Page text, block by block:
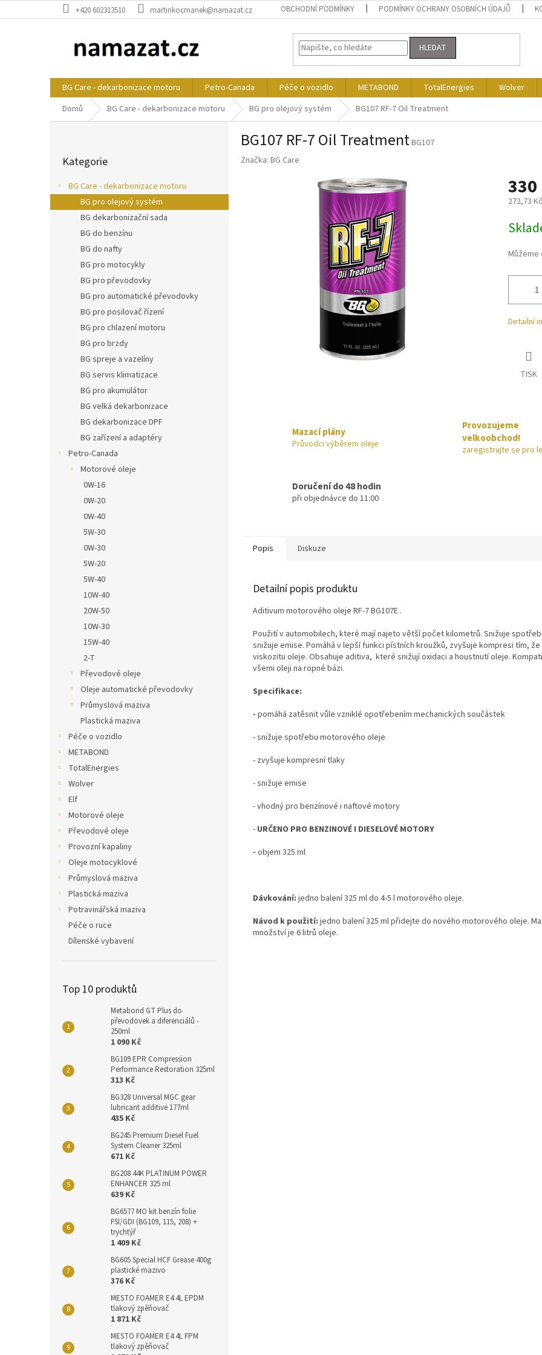
na
+420 602313510 martinkocmanek@namazat.cz OBCHODNÍ PODMÍNKY PODMÍNKY OCHRANY OSOBNÍCH ÚDAJŮ
HLEDAT
BG Care - dekarbonizace motoru Petro-Canada Péče o vozidlo METABOND TotalEnergies Wolver
Domů
BG Care - dekarbonizace motoru BG pro olejový systém BG107 RF-7 Oil Treatment
a
n
kategorie
Kategorie
BG Care - dekarbonizace motoru
BG pro olejový systém
BG dekarbonizační sada
BG do benzínu
BG do nafty
BG pro motocykly
BG pro převodovky
BG pro automatické převodovky
BG pro posilovač řízení
BG pro chlazení motoru
BG pro brzdy
BG spreje a vazelíny
BG servis klimatizace
BG pro akumulátor
BG velká dekarbonizace
BG dekarbonizace DPF
BG zařízení a adaptéry
Petro-Canada
Motorové oleje
0W-16
0W-20
0W-40
5W-30
0W-30
5W-20
5W-40
10W-40
20W-50
10W-30
15W-40
2-T
Převodové oleje
Oleje automatické převodovky
Průmyslová maziva
Plastická maziva
Péče o vozidlo
METABOND
TotalEnergies
Wolver
Elf
Motorové oleje
Převodové oleje
Provozní kapaliny
Oleje motocyklové
Průmyslová maziva
Plastická maziva
Potravinářská maziva
Péče o ruce
Dílenské vybavení
Top 10 produktů
Metabond GT Plus do
převodovek a diferenciálů -
250ml
1 090 Kč
BG109 EPR Compression
Performance Restoration 325ml
313 Kč
BG328 Universal MGC gear
lubricant additive 177ml
435 Kč
BG245 Premium Diesel Fuel
System Cleaner 325ml
671 Kč
BG208 44K PLATINUM POWER
ENHANCER 325 ml
639 Kč
BG6577 MO kit benzín folie
FSI/GDI (BG109, 115, 208) +
trychtýř
1 409 Kč
BG605 Special HCF Grease 400g
plastické mazivo
376 Kč
MESTO FOAMER E4 4L EPDM
tlakový zpěňovač
1 871 Kč
MESTO FOAMER E4 4L FPM
tlakový zpěňovač
BG107 RF-7 Oil TreatmentBG107
Značka: BG Care
330
272,73
cena:
Můžeme
Detailní
TISK
Mazací plány
Průvodci výběrem oleje
Provozujeme
velkoobchod!
zaregistrujte se pro
Doručení do 48 hodin
při objednávce do 11:00
Popis Diskuze
Detailní popis produktu
Aditivum motorového oleje RF-7 BG107E .
Použití v automobilech, které mají najeto větší počet kilometrů. Snižuje
snižuje emise. Pomáhá v lepší funkci pístních kroužků, zvyšuje kompresi tím,
viskozitu oleje. Obsahuje aditiva, které snižují oxidaci a houstnutí oleje.
všemi oleji na ropné bázi.
Specifikace:
- pomáhá zatěsnit vůle vzniklé opotřebením mechanických součástek
- snižuje spotřebu motorového oleje
- zvyšuje kompresní tlaky
- snižuje emise
- vhodný pro benzínové i naftové motory
- URČENO PRO BENZINOVÉ I DIESELOVÉ MOTORY
- objem 325 ml
Dávkování: jedno balení 325 ml do 4-5 l motorového oleje.
Návod k použití: jedno balení 325 ml přidejte do nového motorového oleje.
množství je 6 litrů oleje.